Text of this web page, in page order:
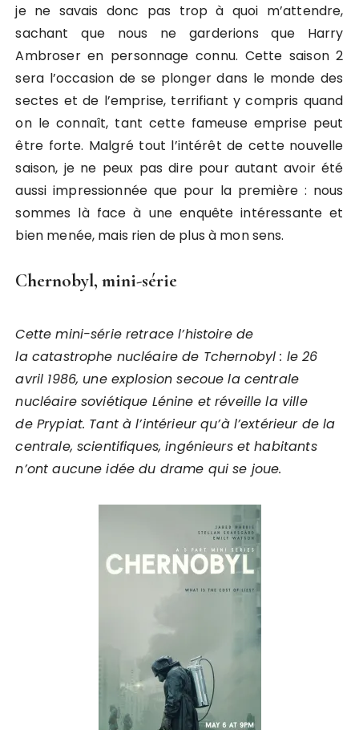
je ne savais donc pas trop à quoi m’attendre,
sachant que nous ne garderions que Harry
Ambroser en personnage connu. Cette saison 2
sera l’occasion de se plonger dans le monde des
sectes et de l’emprise, terrifiant y compris quand
on le connaît, tant cette fameuse emprise peut
être forte. Malgré tout l’intérêt de cette nouvelle
saison, je ne peux pas dire pour autant avoir été
aussi impressionnée que pour la première : nous
sommes là face à une enquête intéressante et
bien menée, mais rien de plus à mon sens.
Chernobyl, mini-série
Cette mini-série retrace l’histoire de
la catastrophe nucléaire de Tchernobyl : le 26
avril 1986, une explosion secoue la centrale
nucléaire soviétique Lénine et réveille la ville
de Prypiat. Tant à l’intérieur qu’à l’extérieur de la
centrale, scientifiques, ingénieurs et habitants
n’ont aucune idée du drame qui se joue.